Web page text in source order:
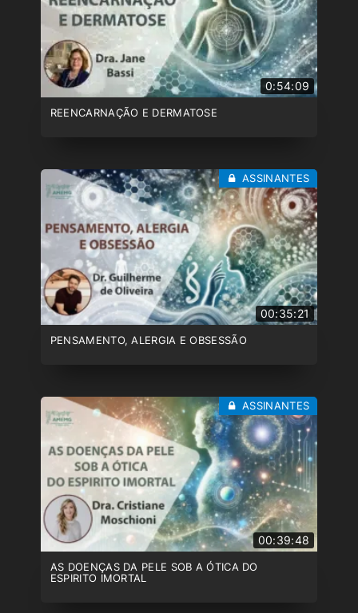
0:54:09
REENCARNAÇÃO E DERMATOSE
00:35:21
PENSAMENTO, ALERGIA E OBSESSÃO
ASSINANTES
00:39:48
AS DOENÇAS DA PELE SOB A ÓTICA DO
ESPIRITO IMORTAL
ASSINANTES